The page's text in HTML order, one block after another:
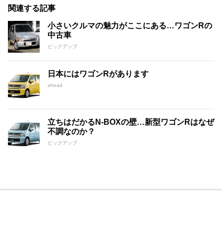
関連する記事
小さいクルマの魅力がここにある…ワゴンRの
中古車
ピックアップ
日本にはワゴンRがあります
ahead
立ちはだかるN-BOXの壁…新型ワゴンRはなぜ
不調なのか？
ピックアップ